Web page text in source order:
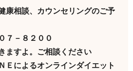
康相談、カウンセリングのご予
７－８２００
ますよ。ご相談ください
Ｅによるオンラインダイエット